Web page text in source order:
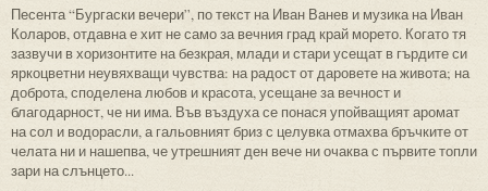
Песента “Бургаски вечери”, по текст на Иван Ванев и музика на Иван
Коларов, отдавна е хит не само за вечния град край морето. Когато тя
зазвучи в хоризонтите на безкрая, млади и стари усещат в гърдите си
яркоцветни неувяхващи чувства: на радост от даровете на живота; на
доброта, споделена любов и красота, усещане за вечност и
благодарност, че ни има. Във въздуха се понася упойващият аромат
на сол и водорасли, а гальовният бриз с целувка отмахва бръчките от
челата ни и нашепва, че утрешният ден вече ни очаква с първите топли
зари на слънцето...